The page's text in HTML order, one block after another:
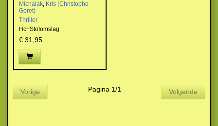
Michalak, Kris (Christophe
Goret)
Thriller
Hc+Stofomslag
€ 31,95
Vorige Pagina 1/1 Volgende